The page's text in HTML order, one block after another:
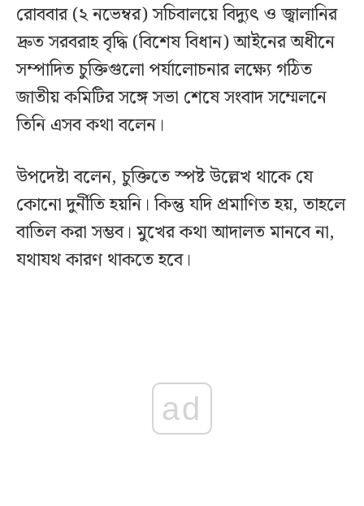
রোববার (২ নভেম্বর) সচিবালয়ে বিদ্যুৎ ও জ্বালানির
দ্রুত সরবরাহ বৃদ্ধি (বিশেষ বিধান) আইনের অধীনে
সম্পাদিত চুক্তিগুলো পর্যালোচনার লক্ষ্যে গঠিত
জাতীয় কমিটির সঙ্গে সভা শেষে সংবাদ সম্মেলনে
তিনি এসব কথা বলেন।
উপদেষ্টা বলেন, চুক্তিতে স্পষ্ট উল্লেখ থাকে যে
কোনো দুর্নীতি হয়নি। কিন্তু যদি প্রমাণিত হয়, তাহলে
বাতিল করা সম্ভব। মুখের কথা আদালত মানবে না,
যথাযথ কারণ থাকতে হবে।
ad